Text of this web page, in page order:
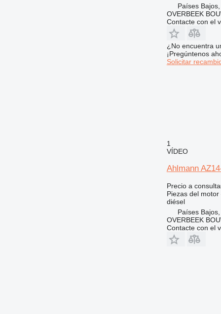
Países
OVERBEEK
Contacte con el
¿No encuentra
¡Pregúntenos
Solicitar
1
VÍDEO
Ahlmann
Precio a
Piezas del
diésel
Países
OVERBEEK
Contacte con el